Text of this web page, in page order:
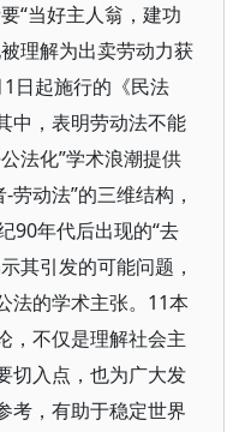
“当好主人翁，建功
理解为出卖劳动力获
日起施行的《民法
中，表明劳动法不能
法化”学术浪潮提供
动法”的三维结构，
90年代后出现的“去
其引发的可能问题，
法的学术主张。11本
，不仅是理解社会主
切入点，也为广大发
考，有助于稳定世界